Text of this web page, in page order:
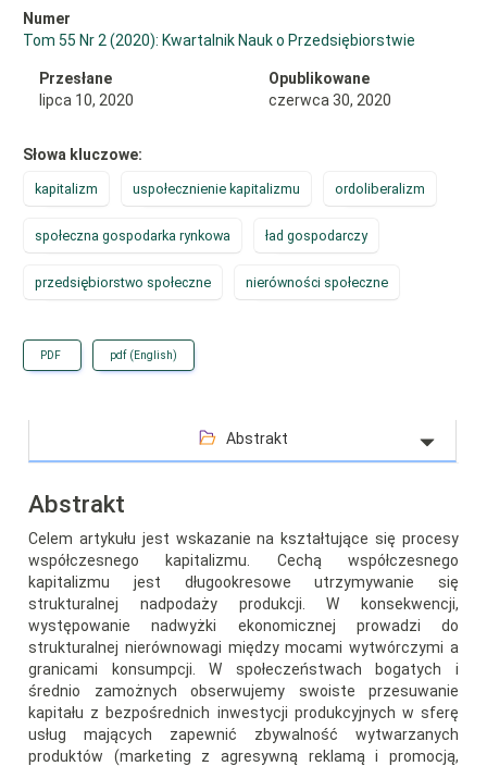
Numer
Tom 55 Nr 2 (2020): Kwartalnik Nauk o Przedsiębiorstwie
Przesłane
lipca 10, 2020
Opublikowane
czerwca 30, 2020
Słowa kluczowe:
kapitalizm uspołecznienie kapitalizmu ordoliberalizm
społeczna gospodarka rynkowa ład gospodarczy
przedsiębiorstwo społeczne nierówności społeczne
PDF pdf (English)
Abstrakt
Abstrakt
Celem artykułu jest wskazanie na kształtujące się procesy
współczesnego kapitalizmu. Cechą współczesnego
kapitalizmu jest długookresowe utrzymywanie się
strukturalnej nadpodaży produkcji. W konsekwencji,
występowanie nadwyżki ekonomicznej prowadzi do
strukturalnej nierównowagi między mocami wytwórczymi a
granicami konsumpcji. W społeczeństwach bogatych i
średnio zamożnych obserwujemy swoiste przesuwanie
kapitału z bezpośrednich inwestycji produkcyjnych w sferę
usług mających zapewnić zbywalność wytwarzanych
produktów (marketing z agresywną reklamą i promocją,